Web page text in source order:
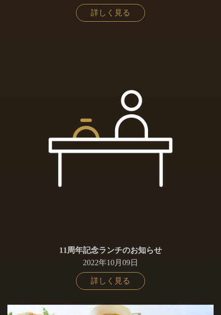
詳しく見る
11周年記念ランチのお知らせ
2022年10月09日
詳しく見る